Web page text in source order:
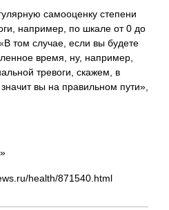
самооценку степени
например, по шкале от 0 до
том случае, если вы будете
время, ну, например,
тревоги, скажем, в
вы на правильном пути»,
health/871540.html